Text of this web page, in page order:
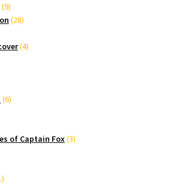
99
Produkte
2828
44
66
of Captain Fox 33
11